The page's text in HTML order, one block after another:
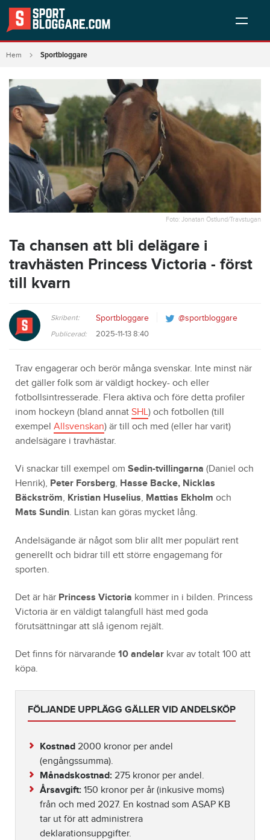
Hem Sportbloggare
Foto: Jonatan Östlund/Travstugan
Ta chansen att bli delägare i
travhästen Princess Victoria - först
till kvarn
Skribent: Sportbloggare @sportbloggare
Publicerad: 2025-11-13 8:40
Trav engagerar och berör många svenskar. Inte minst när
det gäller folk som är väldigt hockey- och eller
fotbollsintresserade. Flera aktiva och före detta profiler
inom hockeyn (bland annat SHL) och fotbollen (till
exempel Allsvenskan) är till och med (eller har varit)
andelsägare i travhästar.
Vi snackar till exempel om Sedin-tvillingarna (Daniel och
Henrik), Peter Forsberg, Hasse Backe, Nicklas
Bäckström, Kristian Huselius, Mattias Ekholm och
Mats Sundin. Listan kan göras mycket lång.
Andelsägande är något som blir allt mer populärt rent
generellt och bidrar till ett större engagemang för
sporten.
Det är här Princess Victoria kommer in i bilden. Princess
Victoria är en väldigt talangfull häst med goda
förutsättningar att slå igenom rejält.
Det finns för närvarande 10 andelar kvar av totalt 100 att
köpa.
FÖLJANDE UPPLÄGG GÄLLER VID ANDELSKÖP
Kostnad 2000 kronor per andel
(engångssumma).
Månadskostnad: 275 kronor per andel.
Årsavgift: 150 kronor per år (inkusive moms)
från och med 2027. En kostnad som ASAP KB
tar ut för att administrera
deklarationsuppgifter.